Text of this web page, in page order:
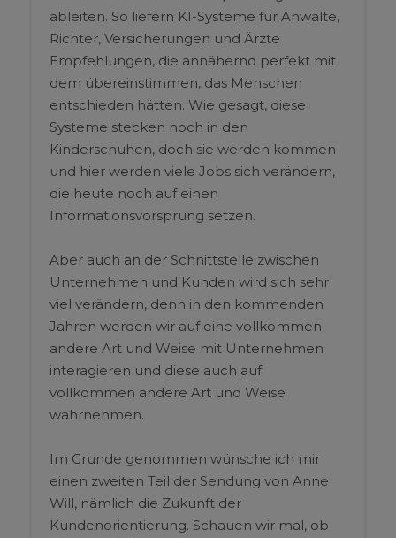
ableiten. So liefern KI-Systeme für Anwälte,
Richter, Versicherungen und Ärzte
Empfehlungen, die annähernd perfekt mit
dem übereinstimmen, das Menschen
entschieden hätten. Wie gesagt, diese
Systeme stecken noch in den
Kinderschuhen, doch sie werden kommen
und hier werden viele Jobs sich verändern,
die heute noch auf einen
Informationsvorsprung setzen.
Aber auch an der Schnittstelle zwischen
Unternehmen und Kunden wird sich sehr
viel verändern, denn in den kommenden
Jahren werden wir auf eine vollkommen
andere Art und Weise mit Unternehmen
interagieren und diese auch auf
vollkommen andere Art und Weise
wahrnehmen.
Im Grunde genommen wünsche ich mir
einen zweiten Teil der Sendung von Anne
Will, nämlich die Zukunft der
Kundenorientierung. Schauen wir mal, ob